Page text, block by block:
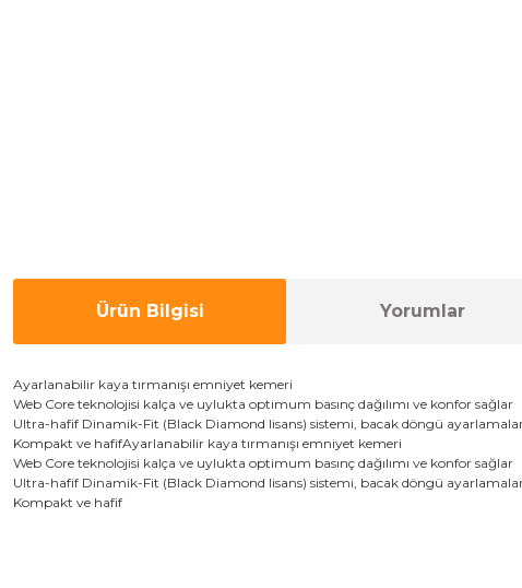
Ürün Bilgisi Yorumlar
Ayarlanabilir kaya tırmanışı emniyet kemeri
Web Core teknolojisi kalça ve uylukta optimum basınç dağılımı ve konfor sağlar
Ultra-hafif Dinamik-Fit (Black Diamond lisans) sistemi, bacak döngü
Kompakt ve hafifAyarlanabilir kaya tırmanışı emniyet kemeri
Web Core teknolojisi kalça ve uylukta optimum basınç dağılımı ve konfor sağlar
Ultra-hafif Dinamik-Fit (Black Diamond lisans) sistemi, bacak döngü
Kompakt ve hafif